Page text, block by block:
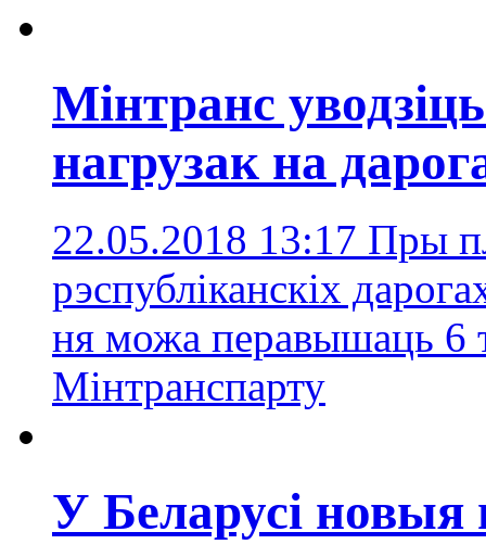
Мінтранс
нагрузак на
22.05.2018 13:17 Пры
рэспубліканскіх
ня можа перавышаць 6
Мінтранспарту
У Беларусі новыя